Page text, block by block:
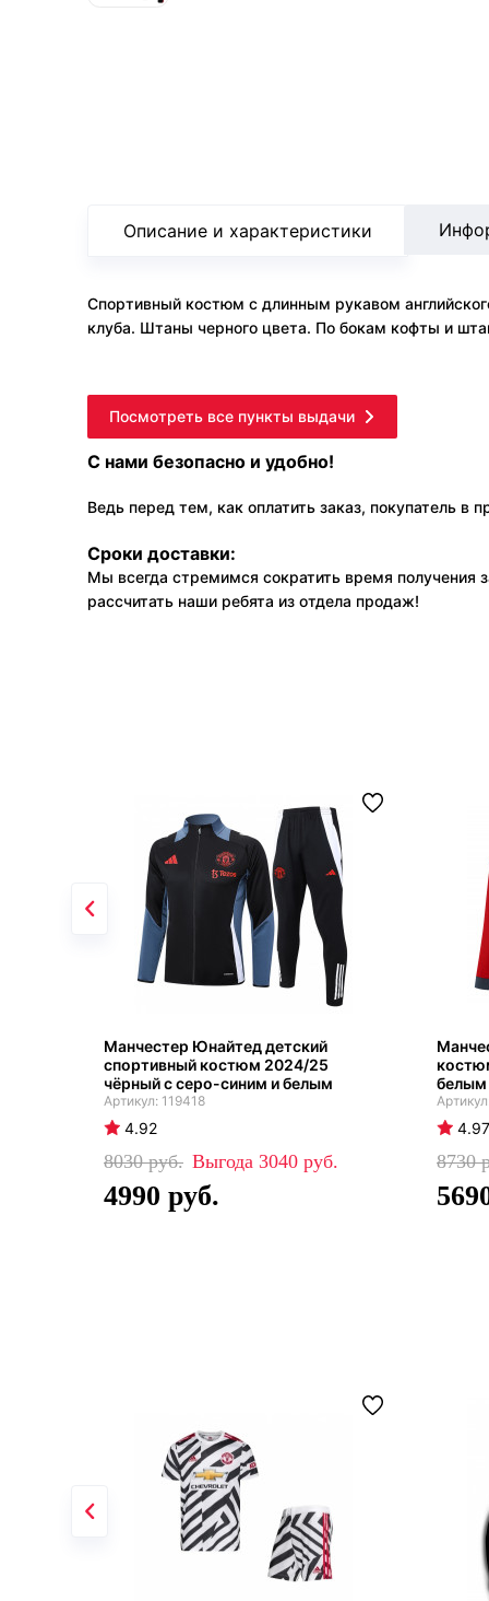
Описание и характеристики
Спортивный костюм с длинным рукавом
клуба. Штаны черного цвета. По бокам кофты и
Посмотреть все пункты выдачи
С нами безопасно и удобно!
Ведь перед тем, как оплатить заказ, покупатель в
Сроки доставки:
Мы всегда стремимся сократить время получения
рассчитать наши ребята из отдела продаж!
Манчестер Юнайтед детский
спортивный костюм 2024/25
чёрный с серо-синим и белым
119418
4.92
8030 3040
4990
белым
4.97
8730